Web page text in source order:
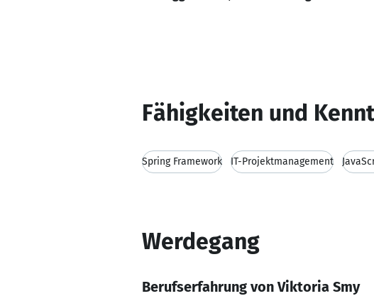
Fähigkeiten und
Spring Framework IT-Projektmanagement
Werdegang
Berufserfahrung von Viktoria Smy